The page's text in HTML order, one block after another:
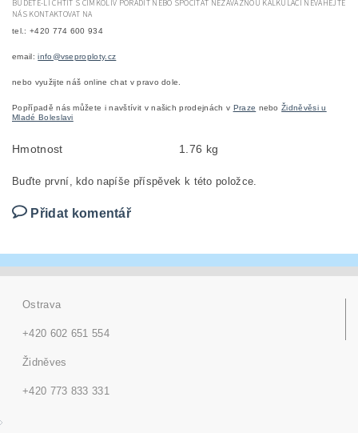
BUDETE-LI CHTÍT S ČÍMKOLIV PORADIT NEBO SPOČÍTAT NEZÁVAZNOU KALKULACI NEVÁHEJTE
NÁS KONTAKTOVAT NA
tel.: +420 774 600 934
email:info@vseproploty.cz
nebo využijte náš online chat v pravo dole.
Popřípadě nás můžete i navštívit v našich prodejnách v Praze neboŽidněvěsi u
Mladé Boleslavi
Hmotnost 1.76 kg
Buďte první, kdo napíše příspěvek k této položce.
Přidat komentář
Ostrava
+420 602 651 554
Židněves
+420 773 833 331